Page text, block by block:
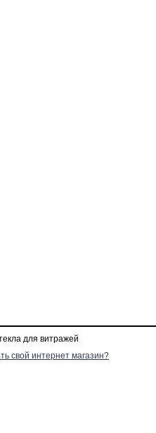
для витражей